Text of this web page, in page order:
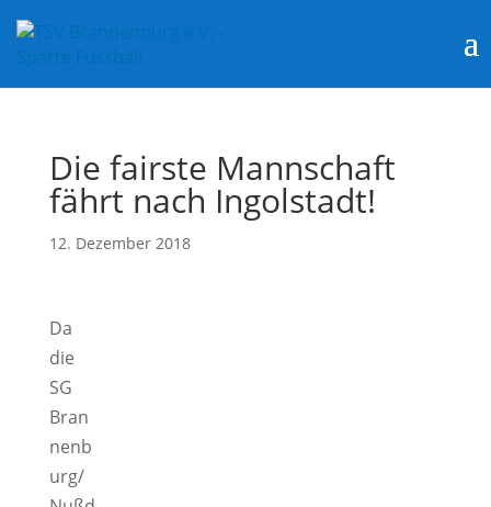
Die fairste Mannschaft
fährt nach Ingolstadt!
12. Dezember 2018
Da
die
SG
Bran
nenb
urg/